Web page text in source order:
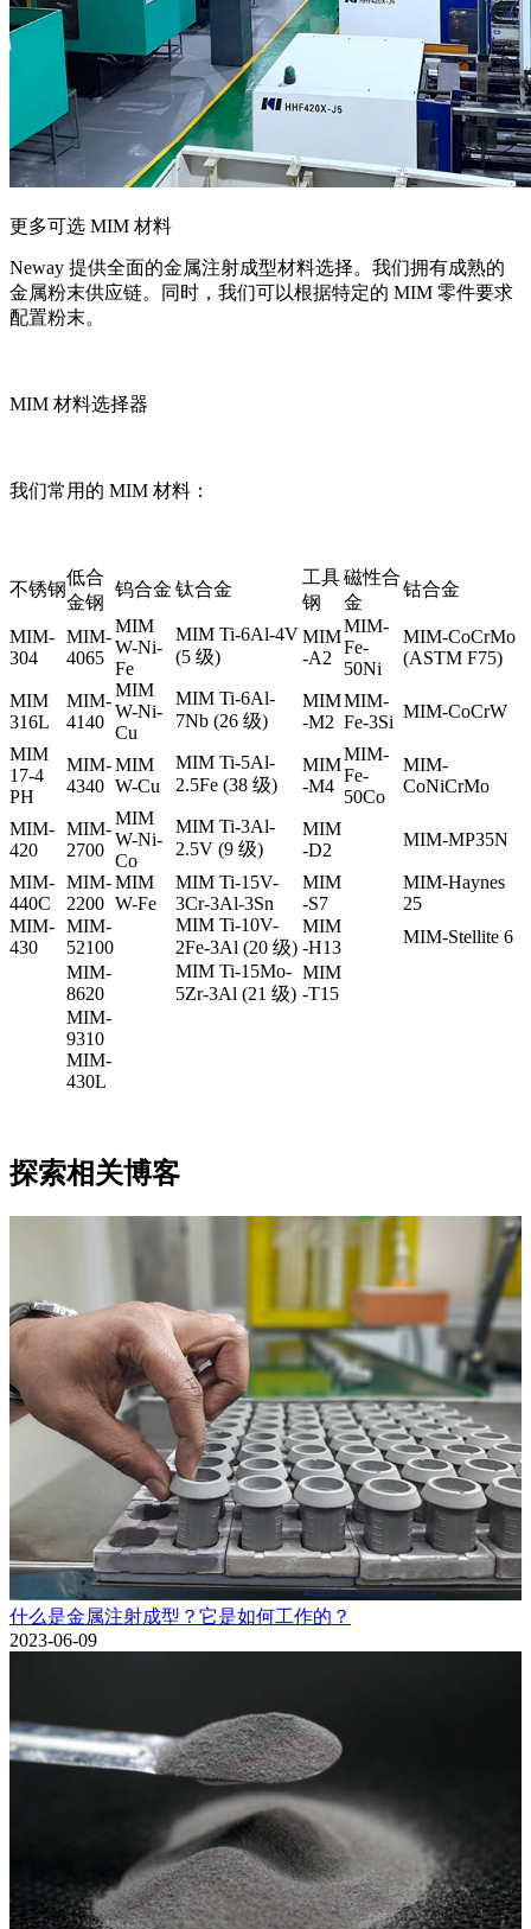
更多可选 MIM 材料
Neway 提供全面的金属注射成型材料选择。我们拥有成熟的
金属粉末供应链。同时，我们可以根据特定的 MIM 零件要求
配置粉末。
MIM 材料选择器
我们常用的 MIM 材料：
不锈钢
低合
金钢
钨合金 钛合金
工具
钢
磁性合
金
钴合金
MIM-
304
MIM-
4065
MIM
W-Ni-
Fe
MIM Ti-6Al-4V
(5 级)
MIM
-A2
MIM-
Fe-
50Ni
MIM-CoCrMo
(ASTM F75)
MIM
316L
MIM-
4140
MIM
W-Ni-
Cu
MIM Ti-6Al-
7Nb (26 级)
MIM
-M2
MIM-
Fe-3Si
MIM-CoCrW
MIM
17-4
PH
MIM-
4340
MIM
W-Cu
MIM Ti-5Al-
2.5Fe (38 级)
MIM
-M4
MIM-
Fe-
50Co
MIM-
CoNiCrMo
MIM-
420
MIM-
2700
MIM
W-Ni-
Co
MIM Ti-3Al-
2.5V (9 级)
MIM
-D2
MIM-MP35N
MIM-
440C
MIM-
2200
MIM
W-Fe
MIM Ti-15V-
3Cr-3Al-3Sn
MIM
-S7
MIM-Haynes
25
MIM-
430
MIM-
52100
MIM Ti-10V-
2Fe-3Al (20 级)
MIM
-H13
MIM-Stellite 6
MIM-
8620
MIM Ti-15Mo-
5Zr-3Al (21 级)
MIM
-T15
MIM-
9310
MIM-
430L
探索相关博客
什么是金属注射成型？它是如何工作的？
2023-06-09